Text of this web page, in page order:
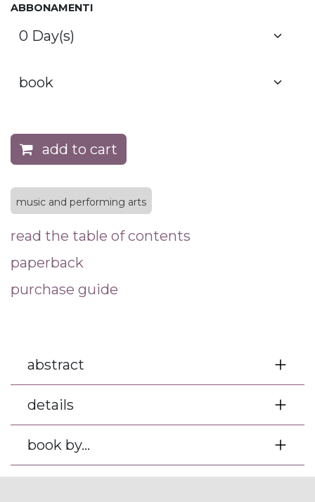
ABBONAMENTI
add to cart
music and performing arts
read the table of contents
paperback
purchase guide
abstract
details
book by...